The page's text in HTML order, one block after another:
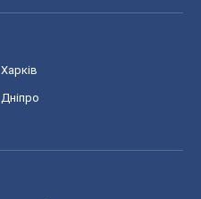
Харків
Дніпро